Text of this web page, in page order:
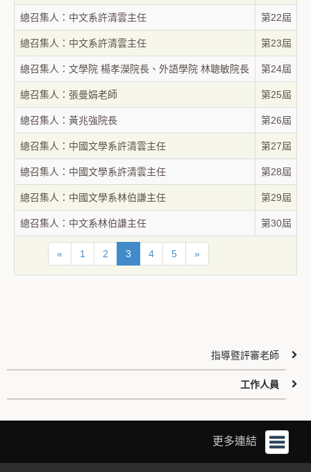
總召集人：中文系許清雲主任 第22屆
總召集人：中文系許清雲主任 第23屆
總召集人：文學院 楊孝濚院長、外語學院 林聰敏院長 第24屆
總召集人：張曼娟老師 第25屆
總召集人：黃兆強院長 第26屆
總召集人：中國文學系許清雲主任 第27屆
總召集人：中國文學系許清雲主任 第28屆
總召集人：中國文學系林伯謙主任 第29屆
總召集人：中文系林伯謙主任 第30屆
« 1 2 3 4 5 »
指導暨評審老師
工作人員
更多連結